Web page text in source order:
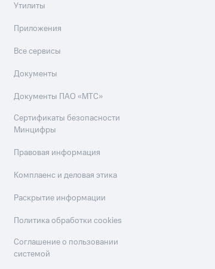
Утилиты
Приложения
Все сервисы
Документы
Документы ПАО «МТС»
Сертификаты безопасности
Минцифры
Правовая информация
Комплаенс и деловая этика
Раскрытие информации
Политика обработки cookies
Соглашение о пользовании
системой